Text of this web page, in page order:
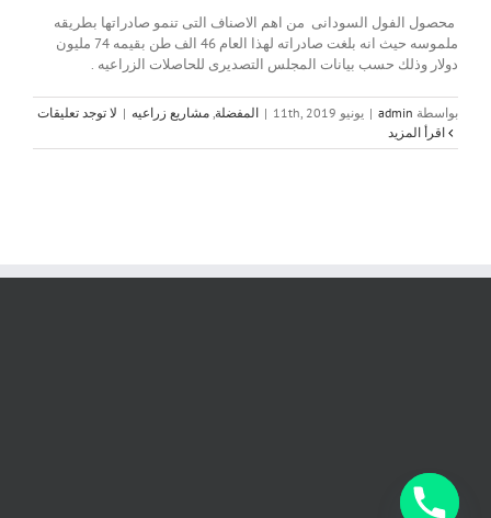
محصول الفول السودانى من اهم الاصناف التى تنمو صادراتها بطريقه
ملموسه حيث انه بلغت صادراته لهذا العام 46 الف طن بقيمه 74 مليون
دولار وذلك حسب بيانات المجلس التصديرى للحاصلات الزراعيه .
بواسطة admin
| يونيو 11th, 2019 | المفضلة مشاريع زراعيه | لا توجد تعليقات